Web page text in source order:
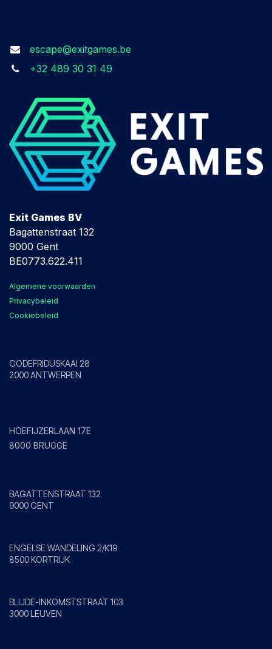
escape@exitgames.be
+32 489 30 31 49
Exit Games BV
Bagattenstraat 132
9000 Gent
BE0773.622.411
Algemene voorwaarden
Privacybeleid
Cookiebeleid
GODEFRIDUSKAAI 28
2000 ANTWERPEN
HOEFIJZERLAAN 17E
8000 BRUGGE
BAGATTENSTRAAT 132
9000 GENT
ENGELSE WANDELING 2/K19
8500 KORTRIJK
BLIJDE-INKOMSTSTRAAT 103
3000 LEUVEN